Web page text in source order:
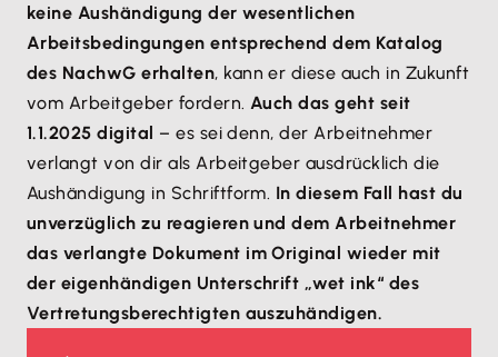
keine Aushändigung der wesentlichen
Arbeitsbedingungen entsprechend dem Katalog
des NachwG erhalten, kann er diese auch in Zukunft
vom Arbeitgeber fordern. Auch das geht seit
1.1.2025 digital – es sei denn, der Arbeitnehmer
verlangt von dir als Arbeitgeber ausdrücklich die
Aushändigung in Schriftform. In diesem Fall hast du
unverzüglich zu reagieren und dem Arbeitnehmer
das verlangte Dokument im Original wieder mit
der eigenhändigen Unterschrift „wet ink“ des
Vertretungsberechtigten auszuhändigen.